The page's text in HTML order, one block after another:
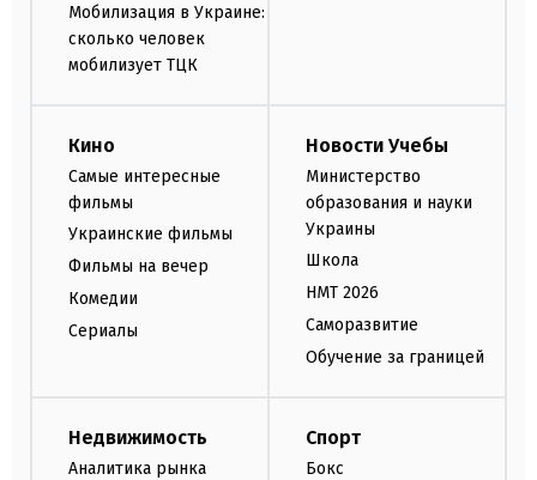
Мобилизация в Украине:
сколько человек
мобилизует ТЦК
Кино
Самые интересные
фильмы
Украинские фильмы
Фильмы на вечер
Комедии
Сериалы
Новости Учебы
Министерство
образования и науки
Украины
Школа
НМТ 2026
Саморазвитие
Обучение за границей
Недвижимость
Аналитика рынка
Спорт
Бокс